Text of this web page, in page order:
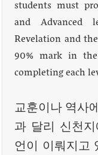
students must
and Advanced
Revelation and
90% mark in
completing each
교훈이나 역사
과 달리 신천
언이 이뤄지고